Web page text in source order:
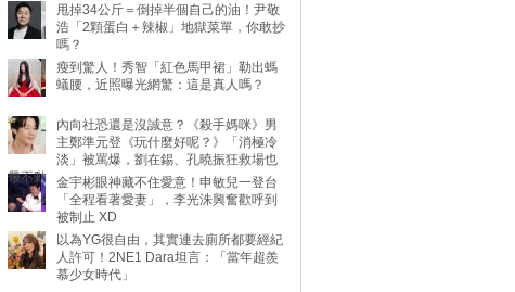
甩掉34公斤＝倒掉半個自己的油！尹敬
浩「2顆蛋白＋辣椒」地獄菜單，你敢抄
嗎？
瘦到驚人！秀智「紅色馬甲裙」勒出螞
蟻腰，近照曝光網驚：這是真人嗎？
內向社恐還是沒誠意？《殺手媽咪》男
主鄭準元登《玩什麼好呢？》「消極冷
淡」被罵爆，劉在錫、孔曉振狂救場也
帶不動
金宇彬眼神藏不住愛意！申敏兒一登台
「全程看著愛妻」，李光洙興奮歡呼到
被制止 XD
以為YG很自由，其實連去廁所都要經紀
人許可！2NE1 Dara坦言：「當年超羨
慕少女時代」